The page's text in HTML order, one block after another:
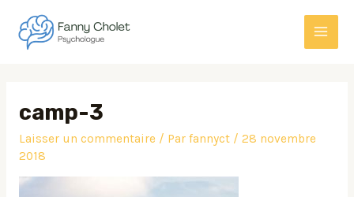
contenu
MAIN
camp-3
Laisser un commentaire / Par fannyct / 28 novembre
2018
articles